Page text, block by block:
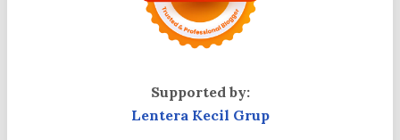
Supported by:
Lentera Kecil Grup